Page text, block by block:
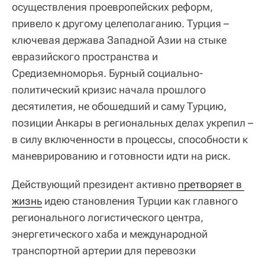
осуществления проевропейских реформ,
привело к другому целеполаганию. Турция –
ключевая держава Западной Азии на стыке
евразийского пространства и
Средиземноморья. Бурный социально-
политический кризис начала прошлого
десятилетия, не обошедший и саму Турцию,
позиции Анкары в региональных делах укрепил –
в силу включенности в процессы, способности к
маневрированию и готовности идти на риск.
Действующий президент активно претворяет в
жизнь идею становления Турции как главного
регионального логистического центра,
энергетического хаба и международной
транспортной артерии для перевозки